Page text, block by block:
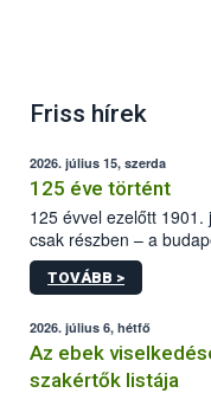
Friss hírek
2026. július 15, szerda
125 éve történt
125 évvel ezelőtt
csak részben – a
állomás a Kis Rókus
tervezett új épületébe.
TOVÁBB >
2026. július 6, hétfő
Az ebek
szakértők listája